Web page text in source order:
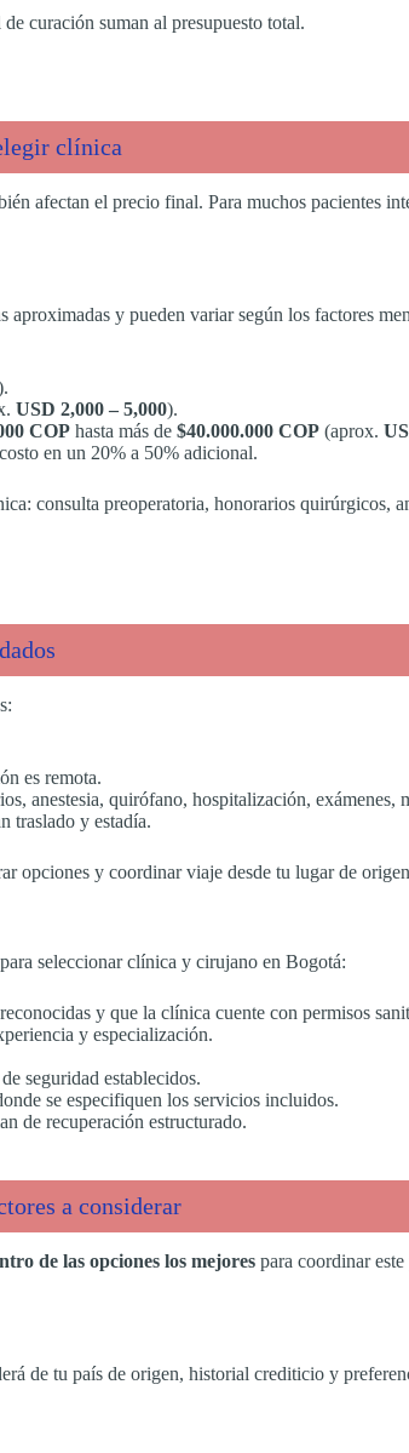
curación suman al presupuesto total.
clínica
afectan el precio final. Para muchos pacientes
y pueden variar según los factores
USD 2,000 – 5,000).
COP hasta más de $40.000.000 COP (aprox.
en un 20% a 50% adicional.
consulta preoperatoria, honorarios quirúrgicos,
es remota.
anestesia, quirófano, hospitalización, exámenes,
traslado y estadía.
opciones y coordinar viaje desde tu lugar de
seleccionar clínica y cirujano en Bogotá:
y que la clínica cuente con permisos
y especialización.
seguridad establecidos.
se especifiquen los servicios incluidos.
de recuperación estructurado.
a considerar
de las opciones los mejores para coordinar
de tu país de origen, historial crediticio y